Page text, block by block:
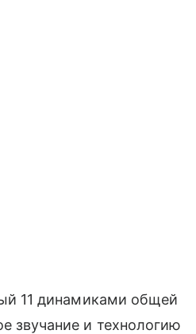
11 динамиками общей
звучание и технологию